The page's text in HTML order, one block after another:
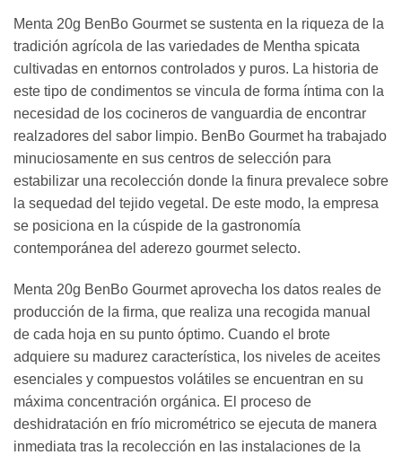
Menta 20g BenBo Gourmet se sustenta en la riqueza de la
tradición agrícola de las variedades de Mentha spicata
cultivadas en entornos controlados y puros. La historia de
este tipo de condimentos se vincula de forma íntima con la
necesidad de los cocineros de vanguardia de encontrar
realzadores del sabor limpio. BenBo Gourmet ha trabajado
minuciosamente en sus centros de selección para
estabilizar una recolección donde la finura prevalece sobre
la sequedad del tejido vegetal. De este modo, la empresa
se posiciona en la cúspide de la gastronomía
contemporánea del aderezo gourmet selecto.
Menta 20g BenBo Gourmet aprovecha los datos reales de
producción de la firma, que realiza una recogida manual
de cada hoja en su punto óptimo. Cuando el brote
adquiere su madurez característica, los niveles de aceites
esenciales y compuestos volátiles se encuentran en su
máxima concentración orgánica. El proceso de
deshidratación en frío micrométrico se ejecuta de manera
inmediata tras la recolección en las instalaciones de la